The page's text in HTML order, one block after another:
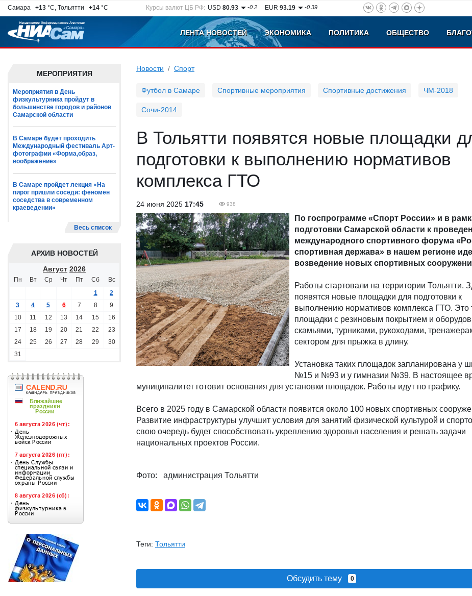
Самара +13 °C, Тольятти +14 °C Курсы валют ЦБ РФ: USD80.93 -0.2 EUR93.19 -0.39
ЛЕНТА НОВОСТЕЙ ЭКОНОМИКА ПОЛИТИКА ОБЩЕСТВО
МЕРОПРИЯТИЯ
Мероприятия в День
физкультурника пройдут в
большинстве городов и районов
Самарской области
В Самаре будет проходить
Международный фестиваль Арт-
фотографии «Форма,образ,
воображение»
В Самаре пройдет лекция «На
пирог пришли соседи: феномен
соседства в современном
краеведении»
Весь список
АРХИВ НОВОСТЕЙ
Август 2026
Пн Вт Ср Чт Пт Сб
Вс
1
2
3
4 5 6 7 8
9
10
11 12 13 14 15
16
17
18 19 20 21 22
23
24
25 26 27 28 29
30
31
Новости Спорт
Футбол в Самаре Спортивные мероприятия Спортивные достижения ЧМ-2018
Сочи-2014
В Тольятти появятся новые площадки
подготовки к выполнению нормативов
комплекса ГТО
24 июня 2025 17:45 938
По госпрограмме «Спорт России» и в
подготовки Самарской области к
международного спортивного форума
спортивная держава» в нашем регионе
возведение новых спортивных
Работы стартовали на территории Тольятти.
появятся новые площадки для подготовки к
выполнению нормативов комплекса ГТО. Это
площадки с резиновым покрытием и
скамьями, турниками, рукоходами,
сектором для прыжка в длину.
Установка таких площадок запланирована у
№15 и №93 и у гимназии №39. В настоящее
муниципалитет готовит основания для установки площадок. Работы идут по графику.
Всего в 2025 году в Самарской области появится около 100 новых спортивных
Развитие инфраструктуры улучшит условия для занятий физической культурой и
свою очередь будет способствовать укреплению здоровья населения и решать задачи
национальных проектов России.
Фото: администрация Тольятти
Теги: Тольятти
Обсудить тему 0